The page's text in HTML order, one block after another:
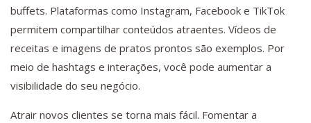
buffets. Plataformas como Instagram, Facebook e TikTok
permitem compartilhar conteúdos atraentes. Vídeos de
receitas e imagens de pratos prontos são exemplos. Por
meio de hashtags e interações, você pode aumentar a
visibilidade do seu negócio.
Atrair novos clientes se torna mais fácil. Fomentar a